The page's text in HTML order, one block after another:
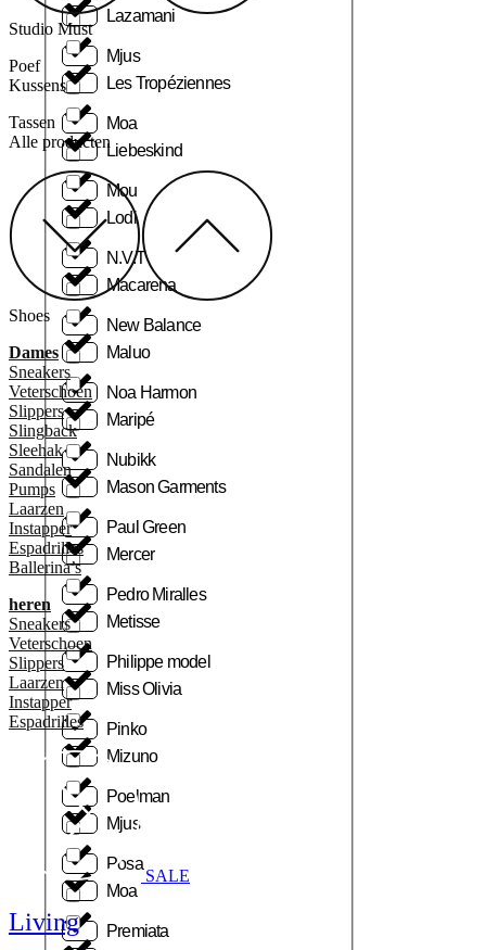
Mjus
Moa
Mou
N.V.T
New Balance
Noa Harmon
Nubikk
Paul Green
Pedro Miralles
Philippe model
Pinko
Poelman
Posa
Premiata
Lazamani
Les Tropéziennes
Liebeskind
Lodi
Macarena
Maluo
Maripé
Mason Garments
Mercer
Metisse
Miss Olivia
Mizuno
Mjus
Moa
Studio Must
Poef
Kussens
Tassen
Alle producten
Shoes
Dames
Sneakers
Veterschoen
Slippers
Slingback
Sleehak
Sandalen
Pumps
Laarzen
Instapper
Espadrilles
Ballerina’s
heren
Sneakers
Veterschoen
Slippers
Laarzen
Instapper
Espadrilles
SALE
Living